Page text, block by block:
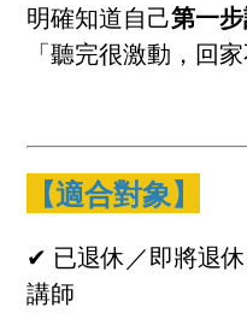
明確知道自己第一
「聽完很激動，回
【適合對象】
✔ 已退休／即將退
講師